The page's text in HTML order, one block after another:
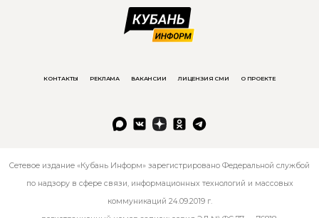
КОНТАКТЫ РЕКЛАМА ВАКАНСИИ ЛИЦЕНЗИЯ СМИ О ПРОЕКТЕ
Сетевое издание «Кубань Информ» зарегистрировано Федеральной службой
по надзору в сфере связи, информационных технологий и массовых
коммуникаций 24.09.2019 г.